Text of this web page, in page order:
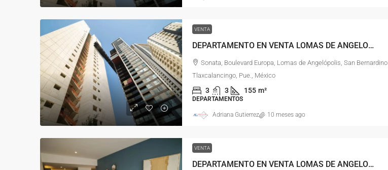
VENTA
DEPARTAMENTO EN VENTA LOMAS DE ANGELOPOLIS PUEBLA
Sonata, Boulevard Europa, Lomas de Angelópolis, San Bernardino
Tlaxcalancingo, Pue., México
3 3 155 m²
DEPARTAMENTOS
Adriana Gutierrez 10 meses ago
VENTA
DEPARTAMENTO EN VENTA LOMAS DE ANGELOPOLIS PUEBLA